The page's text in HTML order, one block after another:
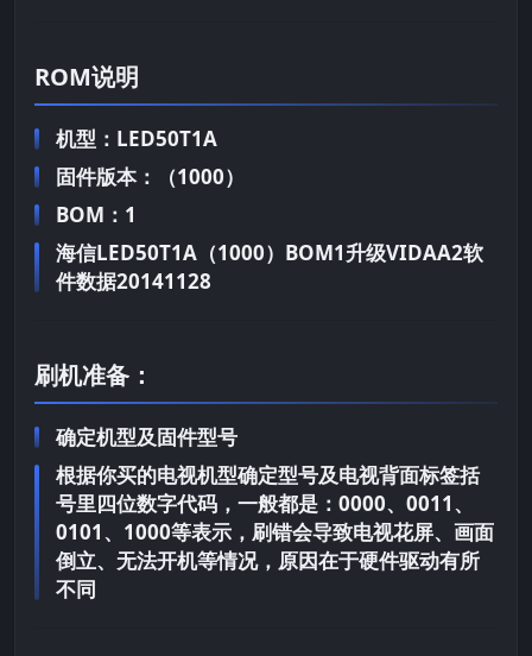
ROM说明
机型：LED50T1A
固件版本：（1000）
BOM：1
海信LED50T1A（1000）BOM1升级VIDAA2软
件数据20141128
刷机准备：
确定机型及固件型号
根据你买的电视机型确定型号及电视背面标签括
号里四位数字代码，一般都是：0000、0011、
0101、1000等表示，刷错会导致电视花屏、画面
倒立、无法开机等情况，原因在于硬件驱动有所
不同